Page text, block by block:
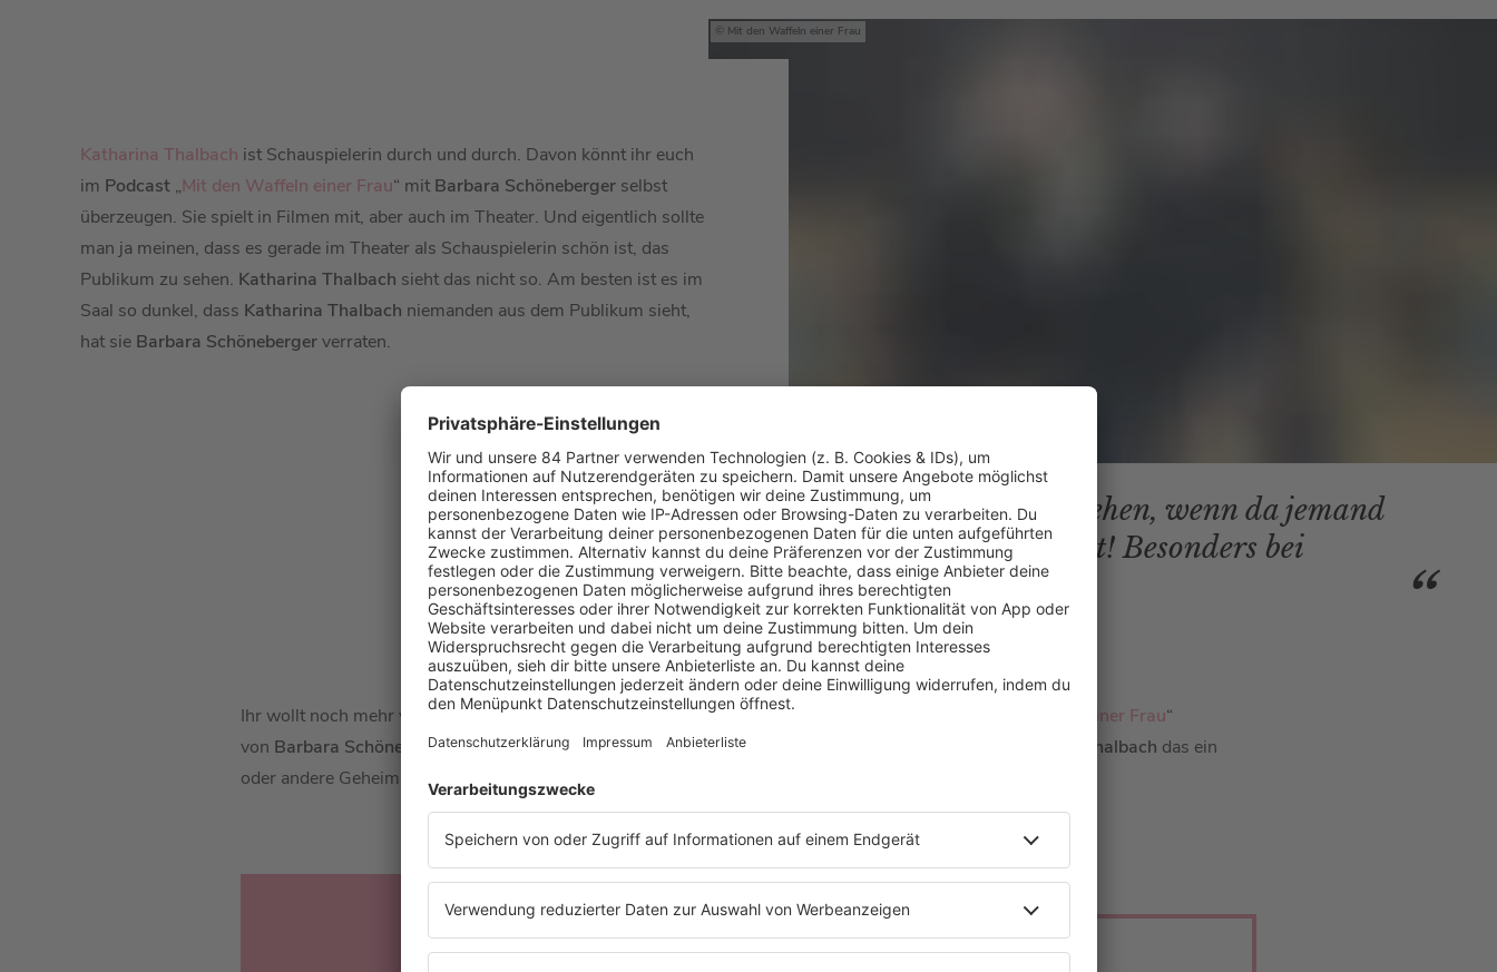
Mit den Waffeln einer Frau
Katharina Thalbach ist Schauspielerin durch und durch. Davon könnt ihr euch
im Podcast „Mit den Waffeln einer Frau“ mit Barbara Schöneberger selbst
überzeugen. Sie spielt in Filmen mit, aber auch im Theater. Und eigentlich sollte
man ja meinen, dass es gerade im Theater als Schauspielerin schön ist, das
Publikum zu sehen. Katharina Thalbach sieht das nicht so. Am besten ist es im
Saal so dunkel, dass Katharina Thalbach niemanden aus dem Publikum sieht,
hat sie Barbara Schönebergerverraten.
Ich möchte nicht unbedingt sehen, wenn da jemand
einschläft. (…) Ja, das passiert! Besonders bei
Männern!
KATHARINA THALBACH
Ihr wollt noch mehr vonKatharina Thalbacherfahren? Dann hört euch doch den Mit den Waffeln einer Frau“
von Barbara SchönebergermitKatharina Thalbachan. Dort konnte Katharina Thalbach das ein
oder andere Geheimnis erfahren. Hier könnt ihr die